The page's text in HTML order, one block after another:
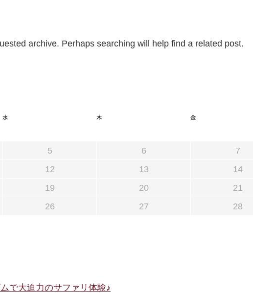
お問い合わせ 宿泊約款
archive. Perhaps searching will help find a related post.
水 木 金
5 6 7
12 13 14
19 20 21
26 27 28
で大迫力のサファリ体験♪